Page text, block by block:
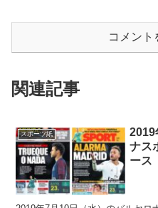
コメント
関連記事
スポーツ紙
2019
ナス
ース